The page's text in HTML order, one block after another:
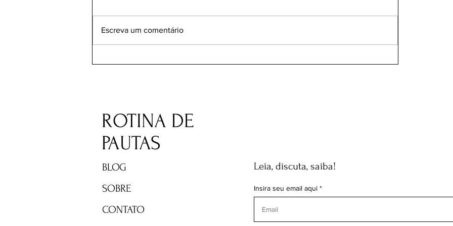
Escreva um comentário
ROTINA DE
PAUTAS
BLOG
SOBRE
CONTATO
Leia, discuta, saiba!
Insira seu email aqui